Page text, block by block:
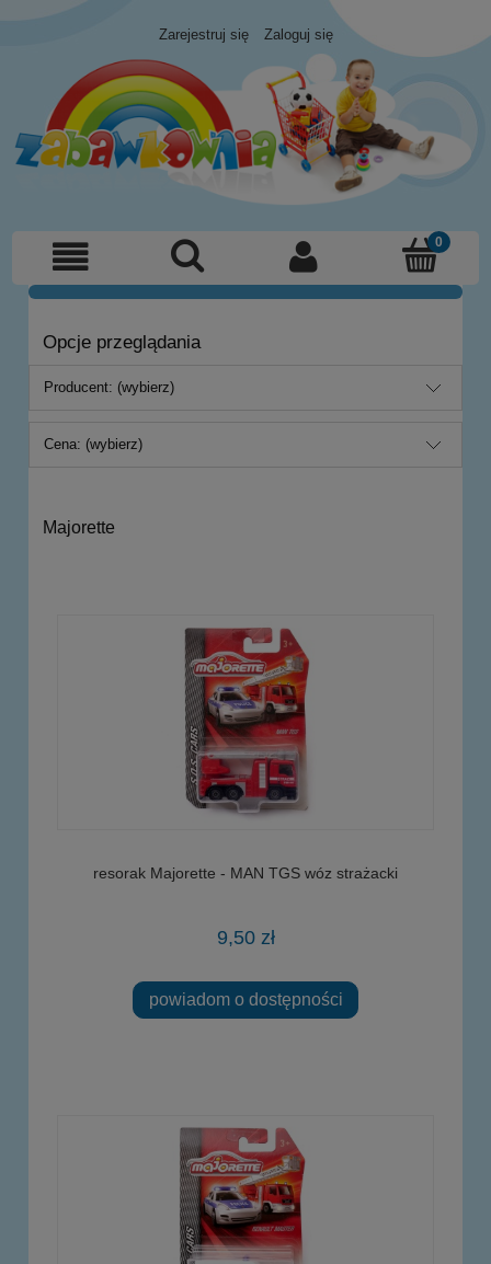
Zarejestruj się Zaloguj się
Opcje przeglądania
Producent: (wybierz)
Cena: (wybierz)
Majorette
resorak Majorette - MAN TGS wóz strażacki
9,50 zł
powiadom o dostępności